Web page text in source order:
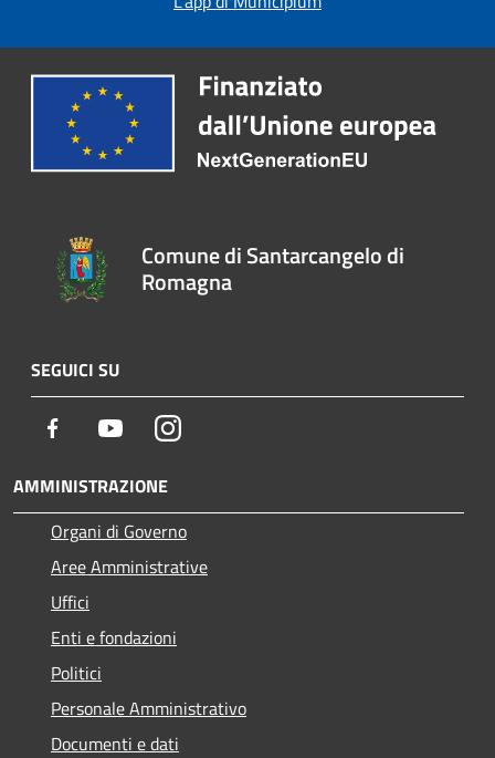
Comune di Santarcangelo di
Romagna
SEGUICI SU
Facebook YoutubeInstagram
AMMINISTRAZIONE
Organi di Governo
Aree Amministrative
Uffici
Enti e fondazioni
Politici
Personale Amministrativo
Documenti e dati